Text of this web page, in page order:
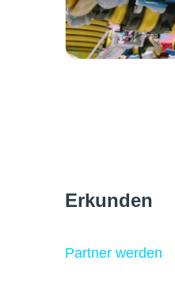
Erkunden
Partner werden